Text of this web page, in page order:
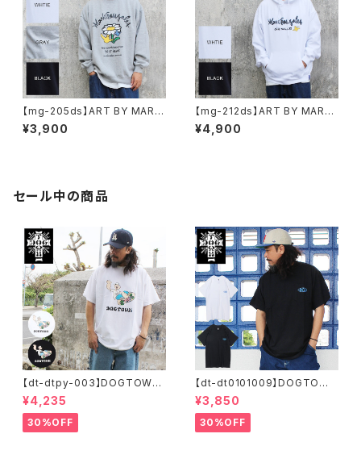
【mg-205ds】ART BY MARK
GONZALE ( What it isNt ワッ
トイットイズント) アートバイ マ
¥3,900
【mg-212ds】ART BY MARK
GONZALE ( What it isNt ワッ
トイットイズント) アートバイ マ
¥4,900
セール中の商品
【dt-dtpy-003】DOGTOWN
ドッグタウン POPEYE SKATE
S/S T-SHIRTS ポパイ 半袖 シ
ョートスリーブT 大きいサイズ
半袖 M L XL 大きめ デザイン
¥4,235
30%OFF
【dt-dt0101009】DOGTOWN
ドッグタウン D.T.S. POCKET
S/S T-SHIRTS 半袖 ショート
スリーブT 大きいサイズ 半袖 M
L XL 大きめ デザイン プリント
¥3,850
30%OFF